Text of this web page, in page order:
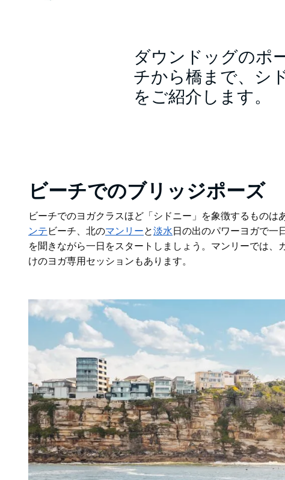
ダウンドッグのポ
チから橋まで、シ
をご紹介します。
ビーチでのブリッジポーズ
ビーチでのヨガクラスほど「シドニー」を象徴するものは
ンテ ビーチ、北のマンリーと淡水 日の出のパワーヨガで一
を聞きながら一日をスタートしましょう。マンリーでは、
けのヨガ専用セッションもあります。